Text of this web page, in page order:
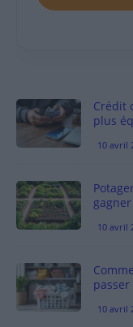
Crédit
plus
10 avril
10 avril
10 avril